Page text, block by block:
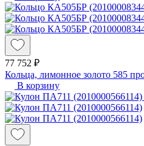
77 752 ₽
Кольца, лимонное золото 585
В корзину